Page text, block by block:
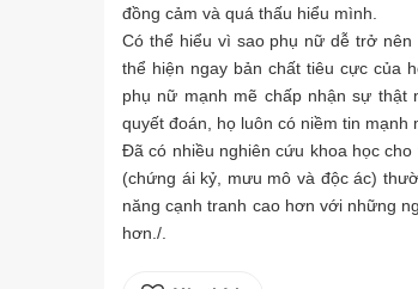
đồng cảm và quá thấu hiểu mình.
Có thể hiểu vì sao phụ nữ dễ trở
thể hiện ngay bản chất tiêu cực của
phụ nữ mạnh mẽ chấp nhận sự thật
quyết đoán, họ luôn có niềm tin mạnh
Đã có nhiều nghiên cứu khoa học
(chứng ái kỷ, mưu mô và độc ác)
năng cạnh tranh cao hơn với những
hơn./.